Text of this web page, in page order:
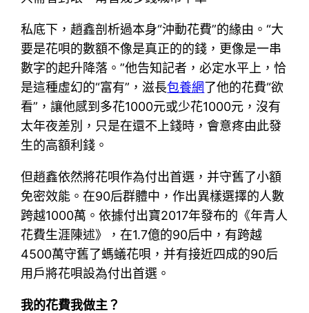
私底下，趙鑫剖析過本身“沖動花費”的緣由。“大
要是花唄的數額不像是真正的的錢，更像是一串
數字的起升降落。”他告知記者，必定水平上，恰
是這種虛幻的“富有”，滋長包養網了他的花費“欲
看”，讓他感到多花1000元或少花1000元，沒有
太年夜差別，只是在還不上錢時，會意疼由此發
生的高額利錢。
但趙鑫依然將花唄作為付出首選，并守舊了小額
免密效能。在90后群體中，作出異樣選擇的人數
跨越1000萬。依據付出寶2017年發布的《年青人
花費生涯陳述》，在1.7億的90后中，有跨越
4500萬守舊了螞蟻花唄，并有接近四成的90后
用戶將花唄設為付出首選。
我的花費我做主？